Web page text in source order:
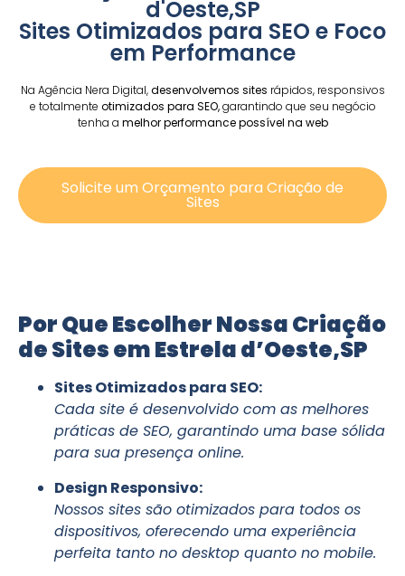
d'Oeste,SP
Sites Otimizados para SEO e Foco
em Performance
Na Agência Nera Digital,desenvolvemos sites rápidos, responsivos
e totalmente otimizados para SEO,garantindo que seu negócio
tenha a melhor performance possível na web
Solicite um Orçamento para Criação de
Sites
Por Que Escolher Nossa Criação
de Sites em Estrela d’Oeste,SP
Sites Otimizados para SEO:
Cada site é desenvolvido com as melhores
práticas de SEO, garantindo uma base sólida
para sua presença online.
Design Responsivo:
Nossos sites são otimizados para todos os
dispositivos, oferecendo uma experiência
perfeita tanto no desktop quanto no mobile.